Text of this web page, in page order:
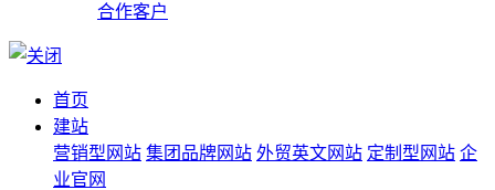
合作客户
首页
建站
营销型网站 集团品牌网站 外贸英文网站 定制型网站 企
业官网